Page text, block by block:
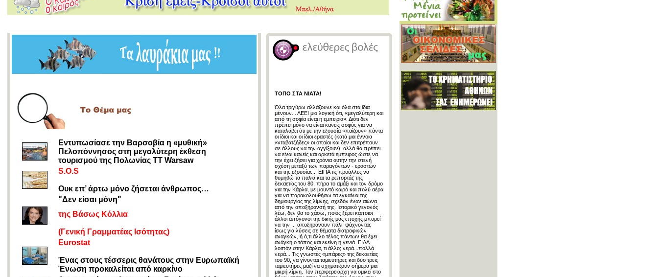
Εντυπωσίασε την Βαρσοβία η «μυθική»
Πελοπόννησος στη μεγαλύτερη έκθεση
τουρισμού της Πολωνίας TT Warsaw
S.O.S
Ουκ επ’ άρτω μόνο ζήσεται άνθρωπος…
"Δεν είσαι μόνη"
της Βάσως Κόλλια
(Γενική Γραμματέας Ισότητας)
Eurostat
Ένας στους τέσσερις θανάτους στην Ευρωπαϊκή
Ένωση προκαλείται από καρκίνο
ΤΟΠΟ ΣΤΑ ΝΙΑΤΑ!
Όλα τριγύρω αλλάζουνε και όλα στα ίδια
μένουν... ΛΕΕΙ μια λογική ότι, «μεγαλύτερη και
από τη σοφία είναι η εμπειρία». Διότι δεν
πρέπει μόνο να είναι κανείς σοφός για να
καταλάβει ότι με την εξουσία «παίζουν» πάντα
οι ίδιοι και οι ίδιοι εραστές (κατά μια έννοια
«νταβατζήδες» οι οποίοι και δεν επιτρέπουν
σε άλλους να την αγγίξουν), αλλά θα πρέπει
να είναι κανείς και αρκετά έμπειρος ώστε να
την έχει ζήσει για χρόνια αυτήν την στενή
σχέση μεταξύ των παραγόντων - εραστών
και της εξουσίας... ΕΙΠΑ τις προάλλες να
θυμηθώ τα παλιά και τα ρεπορτάζ της
δεκαετίας του 80, πήρα το αμάξι και τον δρόμο
για την Κάρλα, με μουντό καιρό και πολύ αέρα
για να παρακολουθήσω τα εγκαίνια της
δημιουργίας της λίμνης, σχεδόν έναν αιώνα
από την αποξήρανσή της. Ιστορικό γεγονός
λέω, δεν θα το χάσω, ποιός ξέρει κάποιοι
άλλοι απόγονοι της δικής μας εποχής μπορεί
να την ... αποξηράνουν πάλι, ψάχνοντας
ίσως για λύσεις σε θέματα διατροφικών
αναγκών, ή ό,τι άλλο τέλος πάντων θα έχει
ανάγκη ο τόπος και εκείνη η γενιά. ΕΙΔΑ
λοιπόν στην Κάρλα, τι άλλο; νερά...πολλά
νερά... Τις γνωστές «μπάρες» της δεκαετίας
του 90, να γίνονται ταμιευτήρες και δυο τρεις
ταμιευτήρες μαζί να σχηματίζουν σήμερα μια
μικρή λίμνη. Τον περιφερειάρχη να ομιλεί στο